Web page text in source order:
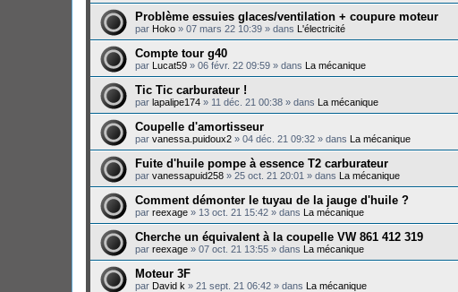
Problème essuies glaces/ventilation + coupure moteur
par Hoko » 07 mars 22 10:39 » dans L'électricité
Compte tour g40
par Lucat59 » 06 févr. 22 09:59 » dans La mécanique
Tic Tic carburateur !
par lapalipe174 » 11 déc. 21 00:38 » dans La mécanique
Coupelle d'amortisseur
par vanessa.puidoux2 » 04 déc. 21 09:32 » dans La mécanique
Fuite d'huile pompe à essence T2 carburateur
par vanessapuid258 » 25 oct. 21 20:01 » dans La mécanique
Comment démonter le tuyau de la jauge d'huile ?
par reexage » 13 oct. 21 15:42 » dans La mécanique
Cherche un équivalent à la coupelle VW 861 412 319
par reexage » 07 oct. 21 13:55 » dans La mécanique
Moteur 3F
par David k » 21 sept. 21 06:42 » dans La mécanique